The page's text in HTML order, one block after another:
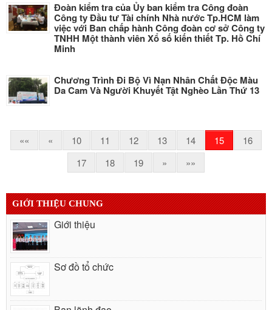
Đoàn kiểm tra của Ủy ban kiểm tra Công đoàn
Công ty Đầu tư Tài chính Nhà nước Tp.HCM làm
việc với Ban chấp hành Công đoàn cơ sở Công ty
TNHH Một thành viên Xổ số kiến thiết Tp. Hồ Chí
Minh
Chương Trình Đi Bộ Vì Nạn Nhân Chất Độc Màu
Da Cam Và Người Khuyết Tật Nghèo Lần Thứ 13
«« « 10 11 12 13 14 15
16
17
18 19 » »»
GIỚI THIỆU CHUNG
Giới thiệu
Sơ đồ tổ chức